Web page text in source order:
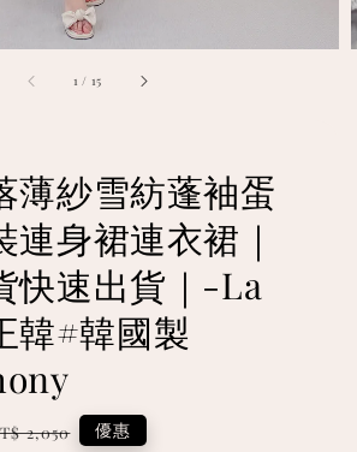
1 / 15
薄紗雪紡蓬袖蛋
連身裙連衣裙｜
快速出貨｜-La
韓#韓國製
2,050 優惠